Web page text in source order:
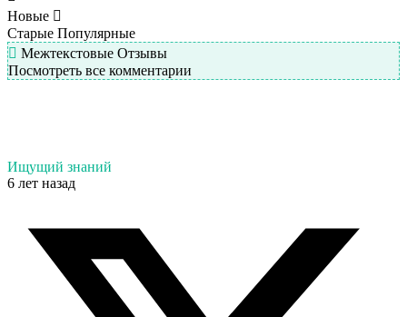
Новые
Старые Популярные
Межтекстовые Отзывы
Посмотреть все комментарии
Ищущий знаний
6 лет назад